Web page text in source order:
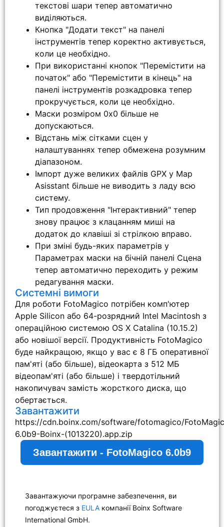
текстові шари тепер автоматично
виділяються.
Кнопка "Додати текст" на панелі
інструментів тепер коректно активується,
коли це необхідно.
При використанні кнопок "Перемістити на
початок" або "Перемістити в кінець" на
панелі інструментів розкадровка тепер
прокручується, коли це необхідно.
Маски розміром 0x0 більше не
допускаються.
Відстань між сітками сцен у
налаштуваннях тепер обмежена розумним
діапазоном.
Імпорт дуже великих файлів GPX у Map
Asisstant більше не виводить з ладу всю
систему.
Тип продовження "Інтерактивний" тепер
знову працює з клацанням миші на
додаток до клавіші зі стрілкою вправо.
При зміні будь-яких параметрів у
Параметрах маски на бічній панелі Сцена
тепер автоматично переходить у режим
редагування маски.
Системні вимоги
Для роботи FotoMagico потрібен комп'ютер
Apple Silicon або 64-розрядний Intel Macintosh з
операційною системою OS X Catalina (10.15.2)
або новішої версії. Продуктивність FotoMagico
буде найкращою, якщо у вас є 8 ГБ оперативної
пам'яті (або більше), відеокарта з 512 МБ
відеопам'яті (або більше) і твердотільний
накопичувач замість жорсткого диска, що
обертається.
Завантажити
https://cdn.boinx.com/software/fotomagico/
6.0b9-Boinx-(1013220).app.zip
Завантажити - FotoMagico 6.0b9
Завантажуючи програмне забезпечення, ви
погоджуєтеся з EULA компанії Boinx Software
International GmbH.